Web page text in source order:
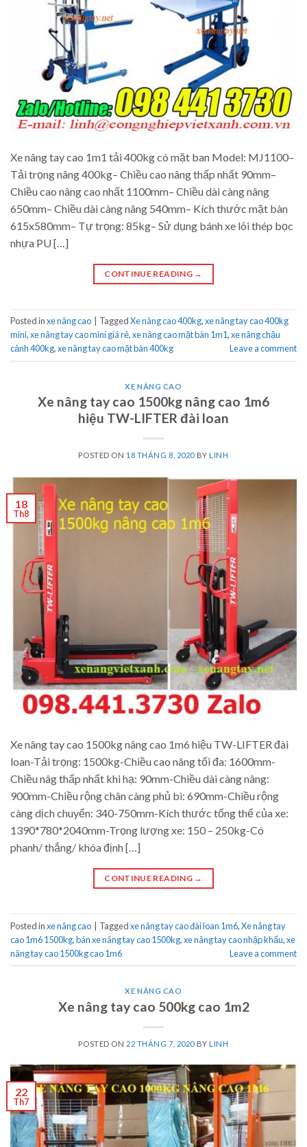
Xe nâng tay cao 1m1 tải 400kg có mặt ban Model: MJ1100–
Tải trọng nâng 400kg– Chiều cao nâng thấp nhất 90mm–
Chiều cao nâng cao nhất 1100mm– Chiều dài càng nâng
650mm– Chiều dài càng nâng 540mm– Kích thước mặt bàn
615x580mm– Tự trọng: 85kg– Sử dụng bánh xe lõi thép bọc
nhựa PU […]
CONTINUE READING →
Posted inxe nâng cao TaggedXe nâng cao 400kg,xe nâng tay cao 400kg
mini,xe nâng tay cao mini giá rẻ,xe nâng cao mặt bàn 1m1,xe nâng chậu
cảnh 400kg,xe nâng tay cao mặt bàn 400kg Leave a comment
XE NÂNG CAO
Xe nâng tay cao 1500kg nâng cao 1m6
hiệu TW-LIFTER đài loan
POSTED ON 18 THÁNG 8, 2020 BYLINH
18
Th8
Xe nâng tay cao 1500kg nâng cao 1m6 hiệu TW-LIFTER đài
loan-Tải trọng: 1500kg-Chiều cao nâng tối đa: 1600mm-
Chiều nâg thấp nhất khi hạ: 90mm-Chiều dài càng nâng:
900mm-Chiều rộng chân càng phủ bì: 690mm-Chiều rộng
càng dịch chuyển: 340-750mm-Kích thước tổng thể của xe:
1390*780*2040mm-Trọng lượng xe: 150 – 250kg-Có
phanh/ thắng/ khóa định […]
CONTINUE READING →
Posted inxe nâng cao Taggedxe nâng tay cao đài loan 1m6,Xe nâng tay
cao 1m6 1500kg,bán xe nâng tay cao 1500kg,xe nâng tay cao nhập khẩu,xe
nâng tay cao 1500kg cao 1m6
Leave a comment
XE NÂNG CAO
Xe nâng tay cao 500kg cao 1m2
POSTED ON 22 THÁNG 7, 2020 BYLINH
22
Th7